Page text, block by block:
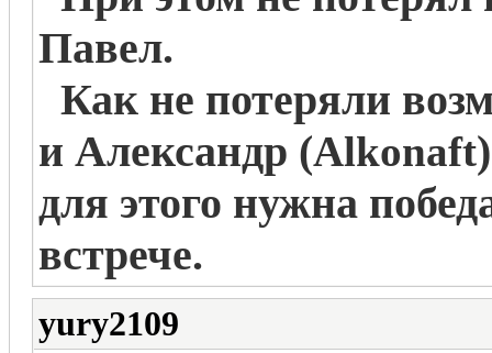
Павел.
Как не потеряли
и Александр (Alkonaft
для этого нужна
встрече.
yury2109